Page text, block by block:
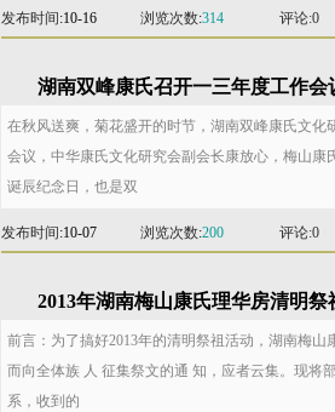
发布时间 :10-16 浏览次数:314 评论:0
湖南双峰康氏召开一三年度工作会
在秋风送爽，菊花盛开的时节，湖南双峰康氏文
会议，中华康氏文化研究会副会长康放心，梅山
诞辰纪念日，也是双
发布时间 :10-07 浏览次数:200 评论:0
2013年湖南梅山康氏理华房清明祭
前言：为了搞好2013年的清明祭祖活动，湖南梅
而向全体族 人 征集祭文的通 知，应者云集。现将
系，收到的